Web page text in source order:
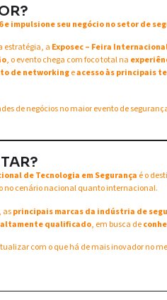
e impulsione seu negócio no setor de
estratégia, a Exposec – Feira
, o evento chega com foco total na
de networkingeacesso às principais
de negócios no maior evento de
de Tecnologia em Segurança é o
no cenário nacional quanto internacional.
, asprincipais marcas da indústria de
qualificado, em busca de
com o que há de mais inovador no